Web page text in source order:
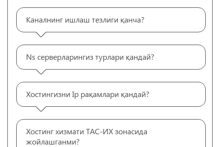
Каналнинг ишлаш тезлиги қанча?
Ns серверларингиз турлари қандай?
Хостингизни Ip рақамлари қандай?
Хостинг хизмати ТАС-ИХ зонасида
жойлашганми?